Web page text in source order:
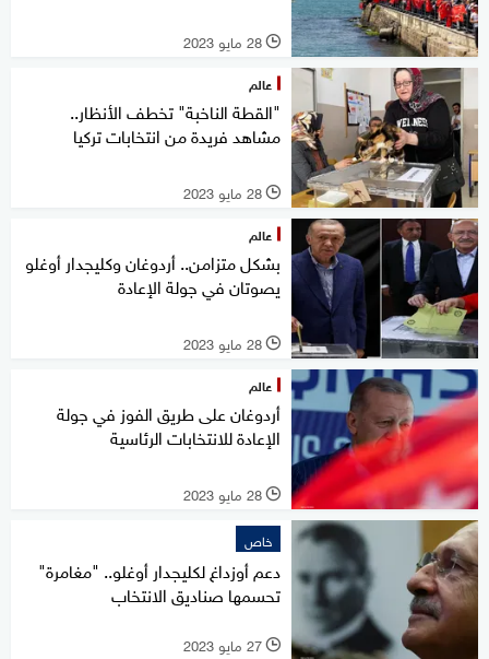
l 28 مايو 2023
عالم
"القطة الناخبة" تخطف الأنظار..
مشاهد فريدة من انتخابات تركيا
l 28 مايو 2023
عالم
بشكل متزامن.. أردوغان وكليجدار أوغلو
يصوتان في جولة الإعادة
l 28 مايو 2023
عالم
أردوغان على طريق الفوز في جولة
الإعادة للانتخابات الرئاسية
l 28 مايو 2023
خاص
دعم أوزداغ لكليجدار أوغلو.. "مغامرة"
تحسمها صناديق الانتخاب
l 27 مايو 2023